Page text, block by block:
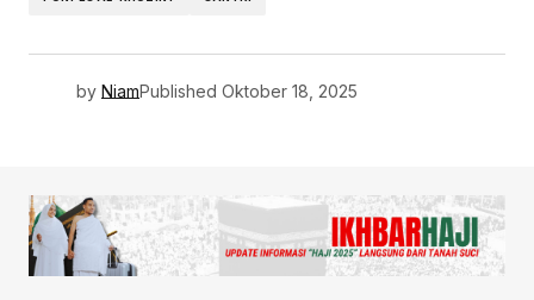
by NiamPublished Oktober 18, 2025